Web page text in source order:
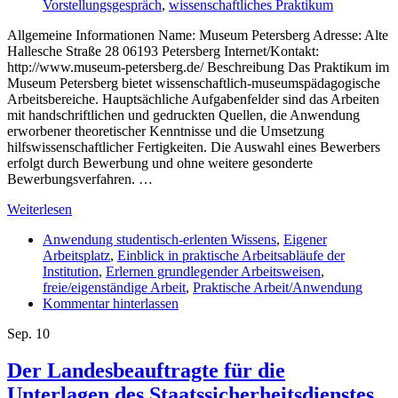
Vorstellungsgespräch, wissenschaftliches Praktikum
Allgemeine Informationen Name: Museum Petersberg Adresse: Alte
Hallesche Straße 28 06193 Petersberg Internet/Kontakt:
http://www.museum-petersberg.de/ Beschreibung Das Praktikum im
Museum Petersberg bietet wissenschaftlich-museumspädagogische
Arbeitsbereiche. Hauptsächliche Aufgabenfelder sind das Arbeiten
mit handschriftlichen und gedruckten Quellen, die Anwendung
erworbener theoretischer Kenntnisse und die Umsetzung
hilfswissenschaftlicher Fertigkeiten. Die Auswahl eines Bewerbers
erfolgt durch Bewerbung und ohne weitere gesonderte
Bewerbungsverfahren. …
Weiterlesen
Anwendung studentisch-erlenten Wissens, Eigener
Arbeitsplatz, Einblick in praktische Arbeitsabläufe der
Institution, Erlernen grundlegender Arbeitsweisen,
freie/eigenständige Arbeit, Praktische Arbeit/Anwendung
Kommentar hinterlassen
Sep. 10
Der Landesbeauftragte für die